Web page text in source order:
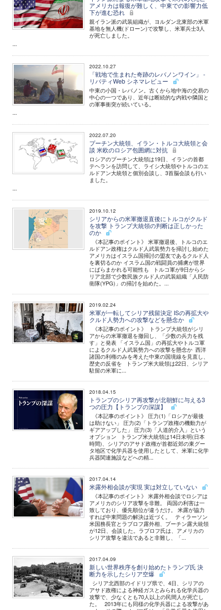
アメリカは報復が難しく、中東での影響力低
下が進む恐れ
親イラン派の武装組織が、ヨルダン北東部の米軍
基地を無人機(ドローン)で攻撃し、米軍兵士3人
が死亡しました。
...
2022.10.27
「戦地で生まれた奇跡のレバノンワイン」 -
リバティWeb シネマレビュー
中東の小国・レバノン。古くから地中海の交易の
中心の一つであり、近年は断続的な内戦や隣国と
の軍事衝突が続いている。
...
2022.07.20
プーチン大統領、イラン・トルコ大統領と会
談 米欧のロシア包囲網に対抗
ロシアのプーチン大統領は19日、イランの首都
テヘランを訪問して、ライシ大統領やトルコのエ
ルドアン大統領と個別会談し、3首脳会談も行い
ました。
...
2019.10.12
シリアからの米軍撤退直後にトルコがクルド
を攻撃 トランプ大統領の判断は正しかった
のか
《本記事のポイント》 米軍撤退後、トルコのエ
ルドアン政権はクルド人武装勢力を掃討し始めた
アメリカはイスラム国掃討の盟友であるクルド人
を裏切るのか イスラム国の戦闘員の捕虜が世界
にばらまかれる可能性も トルコ軍が9日からシ
リア北部で少数民族クルド人の武装組織「人民防
衛隊(YPG)」の掃討を始めた。...
2019.02.24
米軍が一転してシリア残留決定 ISの再拡大や
クルド人勢力への攻撃などを懸念か
《本記事のポイント》 トランプ大統領がシリ
アからの米軍撤退を撤回し、「少数の兵力を残
す」と発表 「イスラム国」の再拡大やトルコ軍
によるクルド人武装勢力への攻撃を懸念か 西洋
諸国の利権のみを考えた中東の国境線を見直し、
歴史の反省を トランプ米大統領は22日、シリア
駐留の米軍に...
2018.04.15
トランプのシリア再攻撃が北朝鮮に与える3
つの圧力【トランプの深謀】
《本記事のポイント》 圧力(1)「ロシアが最後
は助けない」 圧力(2)「トランプ政権の機動力が
ギアアップした」 圧力(3)「人道的介入」という
オプション トランプ米大統領は14日未明(日本
時間)、シリアのアサド政権が首都近郊の東グー
タ地区で化学兵器を使用したとして、米軍に化学
兵器関連施設などへの精...
2017.04.14
米露外相会談が実現 実は対立していない
《本記事のポイント》 米露外相会談でロシアは
アメリカのシリア攻撃を非難。 両国の利害は一
致しており、優先順位が違うだけ。 米露が協力
すれば中東問題の解決は近づく。 ティラーソン
米国務長官とラブロフ露外相、プーチン露大統領
が12日、会談した。ラブロフ氏は、アメリカの
シリア攻撃を違法であると非難し、「...
2017.04.09
新しい世界秩序を創り始めたトランプ氏 決
断力を示したシリア空爆
シリア北西部のイドリブ県で、4日、シリアの
アサド政権による神経ガスとみられる化学兵器の
攻撃で、少なくとも70人以上の民間人が死亡し
た。 2013年にも同様の化学兵器による攻撃があ